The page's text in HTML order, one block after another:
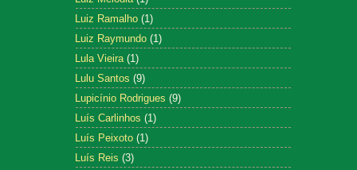
Luiz Ramalho (1)
Luiz Raymundo (1)
Lula Vieira (1)
Lulu Santos (9)
Lupicínio Rodrigues (9)
Luís Carlinhos (1)
Luís Peixoto (1)
Luís Reis (3)